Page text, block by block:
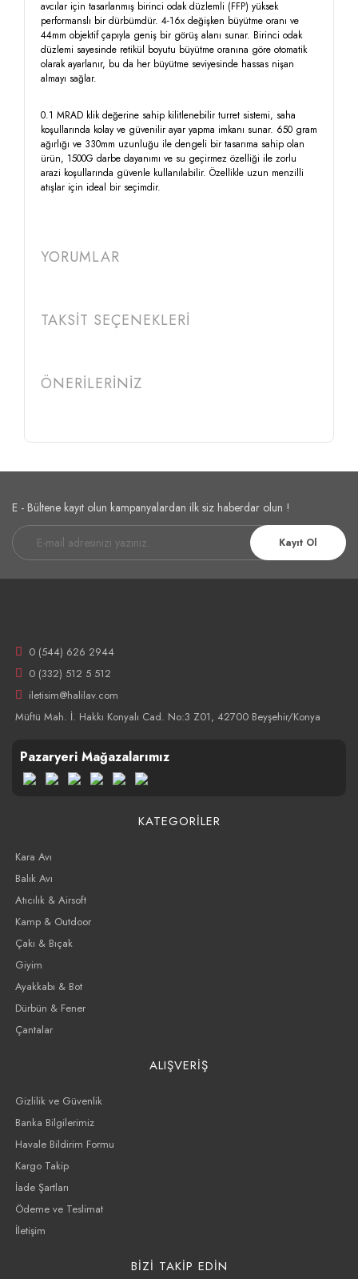
avcılar için tasarlanmış birinci odak düzlemli (FFP) yüksek
performanslı bir dürbümdür. 4-16x değişken büyütme oranı ve
44mm objektif çapıyla geniş bir görüş alanı sunar. Birinci odak
düzlemi sayesinde retikül boyutu büyütme oranına göre otomatik
olarak ayarlanır, bu da her büyütme seviyesinde hassas nişan
almayı sağlar.
0.1 MRAD klik değerine sahip kilitlenebilir turret sistemi, saha
koşullarında kolay ve güvenilir ayar yapma imkanı sunar. 650 gram
ağırlığı ve 330mm uzunluğu ile dengeli bir tasarıma sahip olan
ürün, 1500G darbe dayanımı ve su geçirmez özelliği ile zorlu
arazi koşullarında güvenle kullanılabilir. Özellikle uzun menzilli
atışlar için ideal bir seçimdir.
YORUMLAR
TAKSİT SEÇENEKLERİ
ÖNERİLERİNİZ
E - Bültene kayıt olun kampanyalardan ilk siz haberdar olun !
Kayıt Ol
0 (544) 626 2944
0 (332) 512 5 512
iletisim@halilav.com
Müftü Mah. İ. Hakkı Konyalı Cad. No:3 Z01, 42700 Beyşehir/Konya
Pazaryeri Mağazalarımız
KATEGORİLER
Kara Avı
Balık Avı
Atıcılık & Airsoft
Kamp & Outdoor
Çakı & Bıçak
Giyim
Ayakkabı & Bot
Dürbün & Fener
Çantalar
ALIŞVERİŞ
Gizlilik ve Güvenlik
Banka Bilgilerimiz
Havale Bildirim Formu
Kargo Takip
İade Şartları
Ödeme ve Teslimat
İletişim
BİZİ TAKİP EDİN